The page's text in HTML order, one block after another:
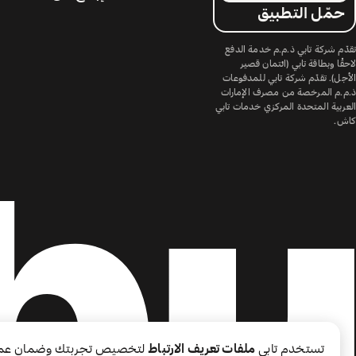
حمّل التطبيق
تقدّم شركة تابي ذ.م.م خدمة الدفع
لاحقًا وبطاقة تابي (ائتمان قصير
الأجل). تقدّم شركة تابي للمدفوعات
ذ.م.م المرخصة من مصرف الإمارات
العربية المتحدة المركزي خدمات تابي
كاش.
تستخدم تابي ملفات تعريف الارتباطلتخصيص تجربتك وضمان